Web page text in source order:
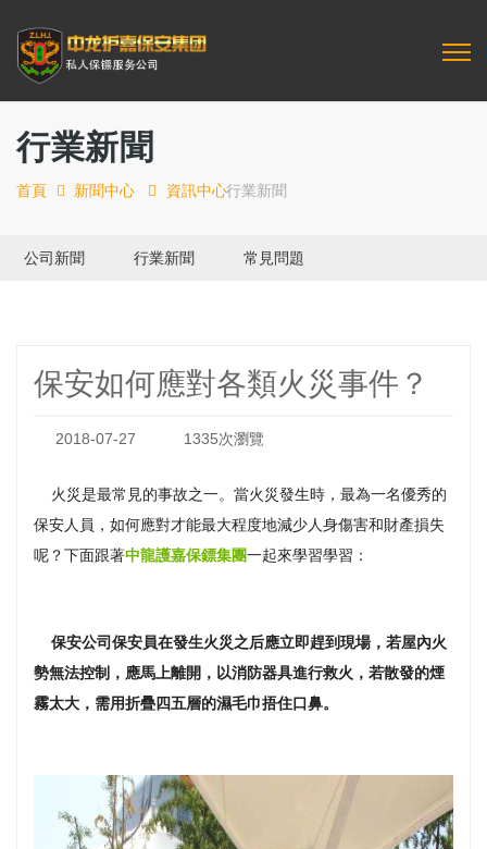
行業新聞
首頁 新聞中心 資訊中心行業新聞
公司新聞 行業新聞 常見問題
保安如何應對各類火災事件？
2018-07-27 1335次瀏覽
火災是最常見的事故之一。當火災發生時，最為一名優秀的
保安人員，如何應對才能最大程度地減少人身傷害和財產損失
呢？下面跟著中龍護嘉保鏢集團一起來學習學習：
保安公司保安員在發生火災之后應立即趕到現場，若屋內火
勢無法控制，應馬上離開，以消防器具進行救火，若散發的煙
霧太大，需用折疊四五層的濕毛巾捂住口鼻。